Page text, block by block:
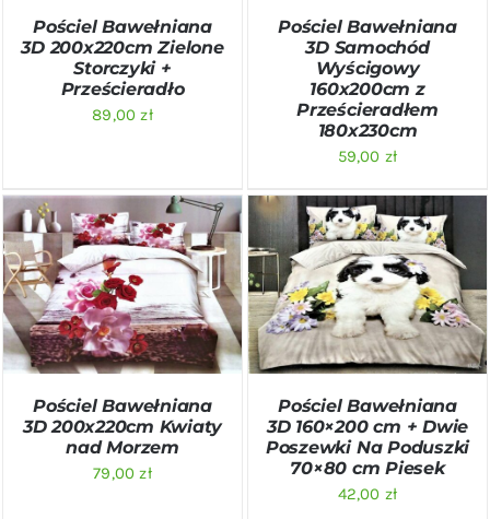
Pościel Bawełniana
3D 200x220cm Zielone
Storczyki +
Prześcieradło
89,00zł
Pościel Bawełniana
3D Samochód
Wyścigowy
160x200cm z
Prześcieradłem
180x230cm
59,00 zł
DODAJ DO KOSZYKA
/
SZCZEGÓŁY
Pościel Bawełniana
3D 200x220cm Kwiaty
nad Morzem
79,00zł
DODAJ DO KOSZYKA
/
SZCZEGÓŁY
Pościel Bawełniana
3D 160×200 cm + Dwie
Poszewki Na Poduszki
70×80 cm Piesek
42,00 zł